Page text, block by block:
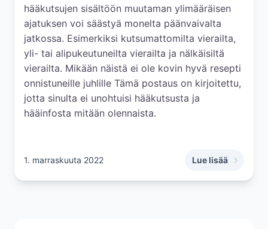
hääkutsujen sisältöön muutaman ylimääräisen
ajatuksen voi säästyä monelta päänvaivalta
jatkossa. Esimerkiksi kutsumattomilta vierailta,
yli- tai alipukeutuneilta vierailta ja nälkäisiltä
vierailta. Mikään näistä ei ole kovin hyvä resepti
onnistuneille juhlille Tämä postaus on kirjoitettu,
jotta sinulta ei unohtuisi hääkutsusta ja
hääinfosta mitään olennaista.
1. marraskuuta 2022 Lue lisää
,Muista ainakin